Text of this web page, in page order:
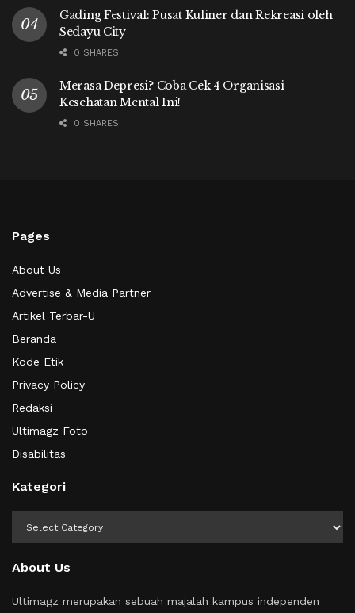
Gading Festival: Pusat Kuliner dan Rekreasi oleh
Sedayu City
0 SHARES
Merasa Depresi? Coba Cek 4 Organisasi
Kesehatan Mental Ini!
0 SHARES
Pages
About Us
Advertise & Media Partner
Artikel Terbar-U
Beranda
Kode Etik
Privacy Policy
Redaksi
Ultimagz Foto
Disabilitas
Kategori
About Us
Ultimagz merupakan sebuah majalah kampus independen